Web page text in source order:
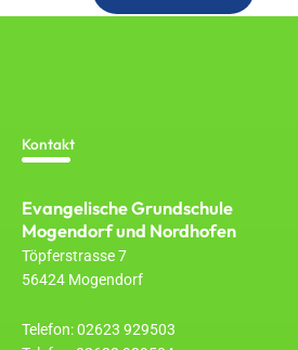
Kontakt
Evangelische Grundschule
Mogendorf und Nordhofen
Töpferstrasse 7
56424 Mogendorf
Telefon: 02623 929503